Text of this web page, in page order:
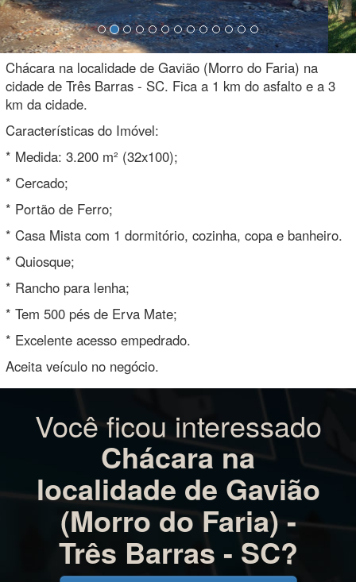
Chácara na localidade de Gavião (Morro do Faria) na
cidade de Três Barras - SC. Fica a 1 km do asfalto e a 3
km da cidade.
Características do Imóvel:
* Medida: 3.200 m² (32x100);
* Cercado;
* Portão de Ferro;
* Casa Mista com 1 dormitório, cozinha, copa e banheiro.
* Quiosque;
* Rancho para lenha;
* Tem 500 pés de Erva Mate;
* Excelente acesso empedrado.
Aceita veículo no negócio.
Você ficou interessado
Chácara na
localidade de Gavião
(Morro do Faria) -
Três Barras - SC?